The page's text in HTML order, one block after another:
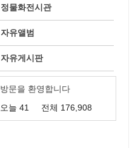
정물화전시관
자유앨범
자유게시판
방문을 환영합니다
오늘 41 전체 176,908